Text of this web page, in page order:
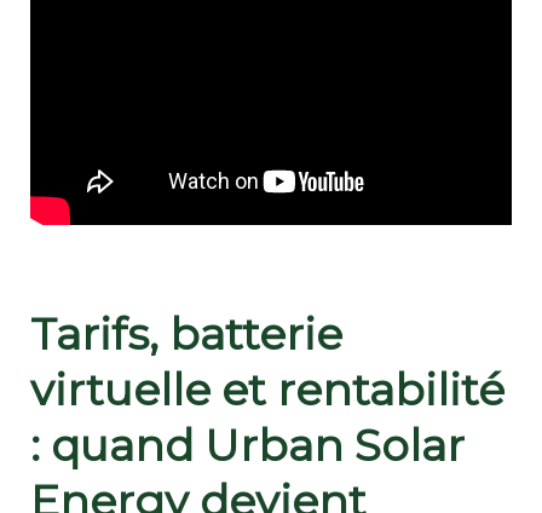
Tarifs, batterie
virtuelle et rentabilité
: quand Urban Solar
Energy devient